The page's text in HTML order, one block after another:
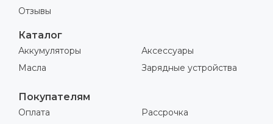
Отзывы
Каталог
Аккумуляторы
Масла
Аксессуары
Зарядные устройства
Покупателям
Оплата Рассрочка